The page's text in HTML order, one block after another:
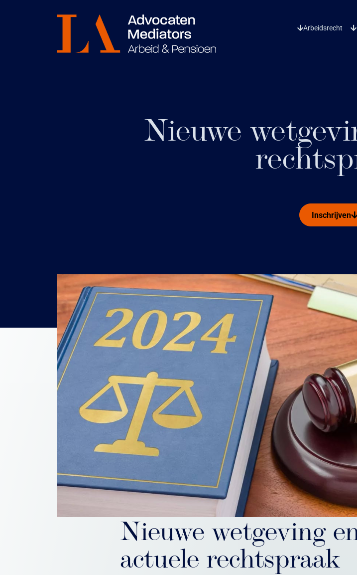
Arbeidsrecht
Nieuwe
Inschrijven
Nieuwe wetgeving
actuele rechtspraak